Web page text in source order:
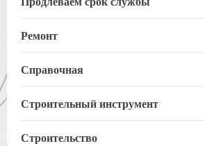
Ремонт
Справочная
Строительный инструмент
Строительство